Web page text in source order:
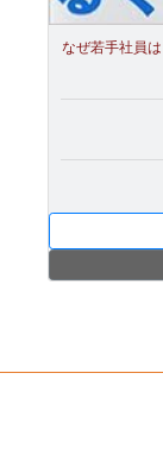
なぜ若手社員